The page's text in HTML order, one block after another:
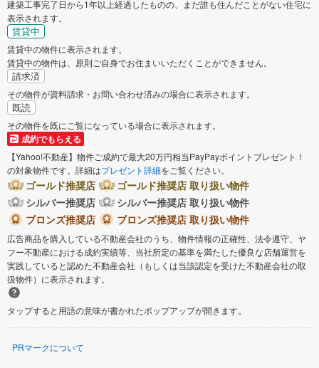
建築工事完了日から1年以上経過したものの、まだ誰も住んだことがない住宅に
表示されます。
賃貸中
賃貸中の物件に表示されます。
賃貸中の物件は、原則ご自身でお住まいいただくことができません。
請求済
その物件が資料請求・お問い合わせ済みの場合に表示されます。
既読
その物件を既にご覧になっている場合に表示されます。
成約でもらえる
【Yahoo!不動産】物件ご成約で最大20万円相当PayPayポイントプレゼント！
の対象物件です。詳細はプレゼント詳細をご覧ください。
ゴールド推奨店
ゴールド推奨店 取り扱い物件
シルバー推奨店
シルバー推奨店 取り扱い物件
ブロンズ推奨店
ブロンズ推奨店 取り扱い物件
広告商品を購入している不動産会社のうち、物件情報の正確性、法令遵守、ヤ
フー不動産における成約実績等、当社所定の基準を満たした優良な店舗運営を
実践していると認めた不動産会社（もしくは当該認定を受けた不動産会社の取
扱物件）に表示されます。
タップすると用語の意味が書かれたポップアップが開きます。
PRマークについて